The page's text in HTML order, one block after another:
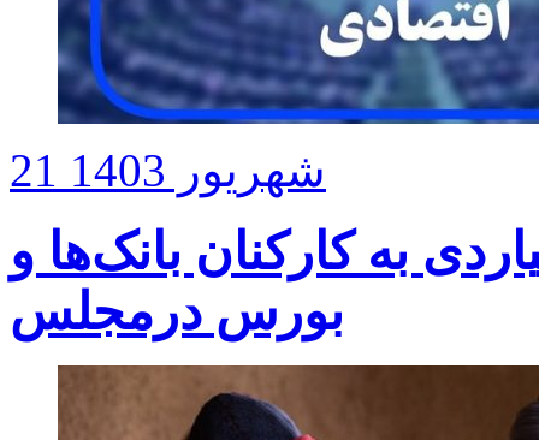
21 شهریور 1403
به کارکنان بانک‌ها و
بورس درمجلس